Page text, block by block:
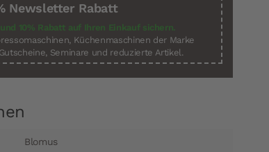
Newsletter Rabatt
10% Rabatt auf Ihren Einkauf sichern.
Küchenmaschinen der Marke
Seminare und reduzierte Artikel.
Blomus